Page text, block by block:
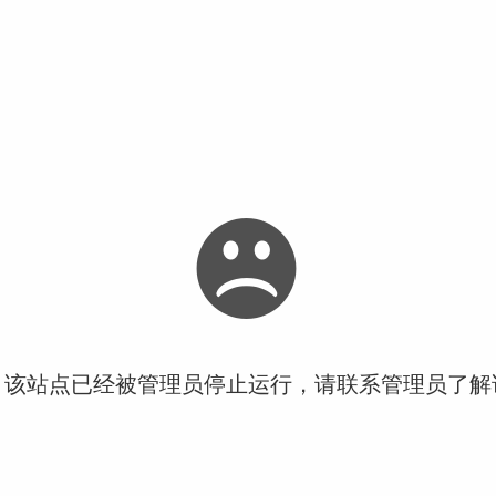
站点已经被管理员停止运行，请联系管理员了